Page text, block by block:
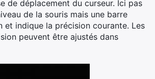
de déplacement du curseur. Ici pas
de la souris mais une barre
et indique la précision courante. Les
peuvent être ajustés dans